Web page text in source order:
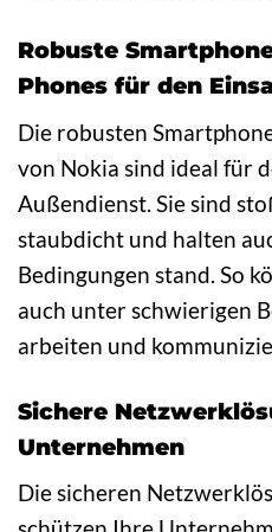
Robuste
Phones für den
Die robusten
von Nokia sind ideal für
Außendienst. Sie sind
staubdicht und halten
Bedingungen stand. So
auch unter schwierigen
arbeiten und
Sichere
Unternehmen
Die sicheren